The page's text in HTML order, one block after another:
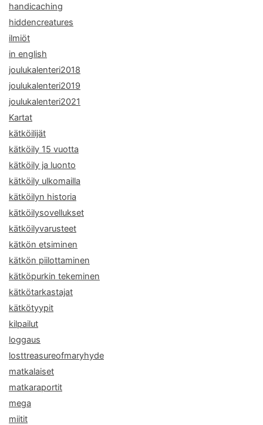
handicaching
hiddencreatures
ilmiöt
in english
joulukalenteri2018
joulukalenteri2019
joulukalenteri2021
Kartat
kätköilijät
kätköily 15 vuotta
kätköily ja luonto
kätköily ulkomailla
kätköilyn historia
kätköilysovellukset
kätköilyvarusteet
kätkön etsiminen
kätkön piilottaminen
kätköpurkin tekeminen
kätkötarkastajat
kätkötyypit
kilpailut
loggaus
losttreasureofmaryhyde
matkalaiset
matkaraportit
mega
miitit